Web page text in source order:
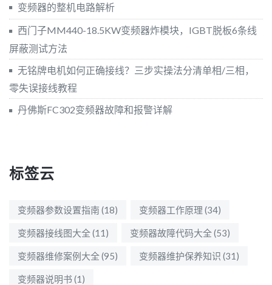
变频器的整机电路解析
西门子MM440-18.5KW变频器炸模块，IGBT脱板6条线
屏蔽测试方法
无铭牌电机如何正确接线？三步实操法分清单相/三相，
零失误接线教程
丹佛斯FC302变频器故障和报警详解
标签云
变频器参数设置指南 (18) 变频器工作原理 (34)
变频器接线图大全(11) 变频器故障代码大全(53)
变频器维修案例大全(95) 变频器维护保养知识 (31)
变频器说明书 (1)